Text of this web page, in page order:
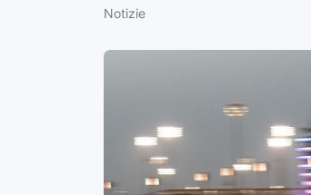
Notizie